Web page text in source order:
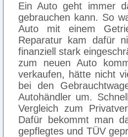
Ein Auto geht immer
gebrauchen kann. So
Auto mit einem
Reparatur kam dafür
finanziell stark
zum neuen Auto
verkaufen, hätte nicht
bei den
Autohändler um.
Vergleich zum
Dafür bekommt man
gepflegtes und TÜV